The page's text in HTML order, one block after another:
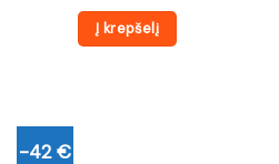
Į krepšelį
-42 €